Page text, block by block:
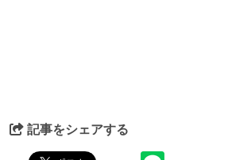
記事をシェアする